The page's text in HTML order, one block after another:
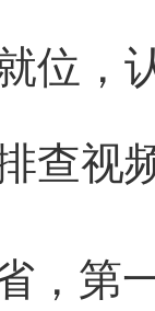
位，
查视
，第